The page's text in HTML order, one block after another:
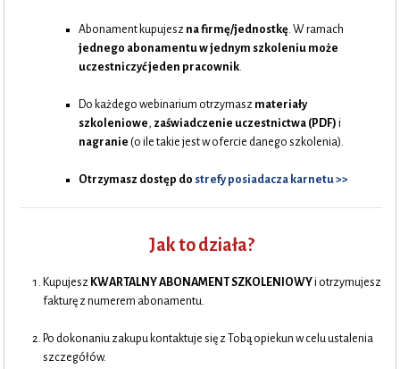
Abonament kupujesz na firmę/jednostkę. W ramach
jednego abonamentu w jednym szkoleniu może
uczestniczyć jeden pracownik.
Do każdego webinarium otrzymasz materiały
szkoleniowe, zaświadczenie uczestnictwa (PDF) i
nagranie (o ile takie jest w ofercie danego szkolenia).
Otrzymasz dostęp do strefy posiadacza karnetu >>
Jak to działa?
Kupujesz KWARTALNY ABONAMENT SZKOLENIOWYi otrzymujesz
fakturę z numerem abonamentu.
Po dokonaniu zakupu kontaktuje się z Tobą opiekun w celu ustalenia
szczegółów.